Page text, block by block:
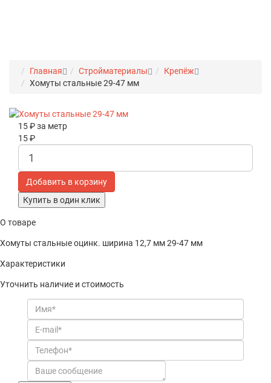
Главная Стройматериалы
Крепёж
Хомуты стальные 29-47 мм
15 ₽ за метр
15 ₽
Купить в один клик
О товаре
Хомуты стальные оцинк. ширина 12,7 мм 29-47 мм
Характеристики
Уточнить наличие и стоимость